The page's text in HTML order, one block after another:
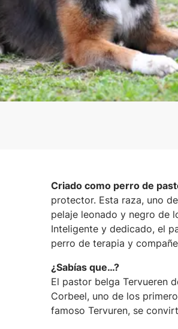
Criado como perro de
protector. Esta raza, uno
pelaje leonado y negro de
Inteligente y dedicado, el
perro de terapia y
¿Sabías que…?
El pastor belga Tervueren
Corbeel, uno de los
famoso Tervuren, se